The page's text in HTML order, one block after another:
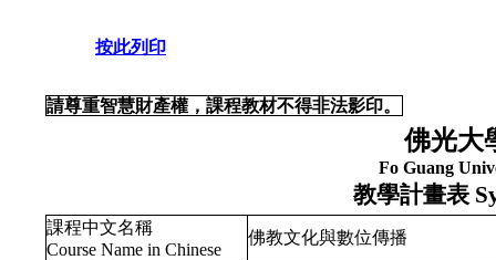
按此列印
請尊重智慧財產權，課程教材不得非法影印。
佛光大
Fo Guang
教學計畫表
課程中文名稱
Course Name in Chinese
佛教文化與數位傳播